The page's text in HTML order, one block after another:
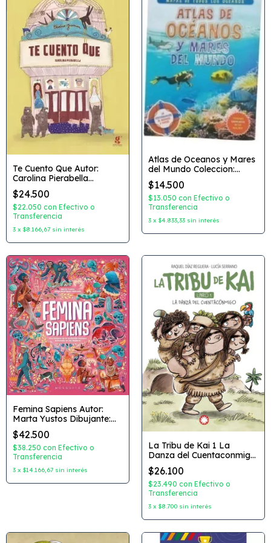
Te Cuento Que Autor:
Carolina Pierabella
Editorial: Gerbera
$24.500
$22.050 con Efectivo o
Transferencia
3 x $8.166,67 sin interés
Atlas de Oceanos y Mares
del Mundo Coleccion:
Mapas de todos los
Oceanos Editorial:
Artemisa
$14.500
$13.050 con Efectivo o
Transferencia
3 x $4.833,33 sin interés
Femina Sapiens Autor:
Marta Yustos Dibujante:
Diego Rodriguez Robredo
Editorial: Mosquito
$42.500
$38.250 con Efectivo o
Transferencia
3 x $14.166,67 sin interés
La Tribu de Kai 1 La
Danza del Cuentaconmigo
Autor: Raquel Diaz
Reguera Dibujante: Lucia
Serrano Editorial:
Flamboyant
$26.100
$23.490 con Efectivo o
Transferencia
3 x $8.700 sin interés